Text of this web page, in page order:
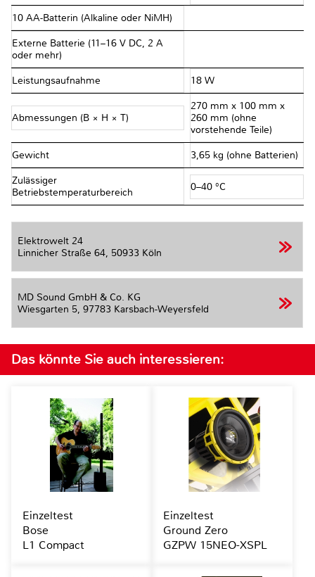
10 AA-Batterin (Alkaline oder NiMH)
Externe Batterie (11–16 V DC, 2 A
oder mehr)
Leistungsaufnahme 18 W
Abmessungen (B × H × T)
270 mm x 100 mm x
260 mm (ohne
vorstehende Teile)
Gewicht 3,65 kg (ohne Batterien)
Zulässiger
Betriebstemperaturbereich
0–40 °C
Elektrowelt 24
Linnicher Straße 64, 50933 Köln
MD Sound GmbH & Co. KG
Wiesgarten 5, 97783 Karsbach-Weyersfeld
Das könnte Sie auch interessieren:
Einzeltest
Bose
L1 Compact
Einzeltest
Ground Zero
GZPW 15NEO-XSPL